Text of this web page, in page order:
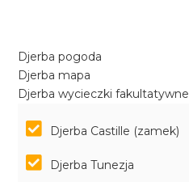
Djerba pogoda
Djerba mapa
Djerba wycieczki fakultatywne
Djerba Castille (zamek)
Djerba Tunezja